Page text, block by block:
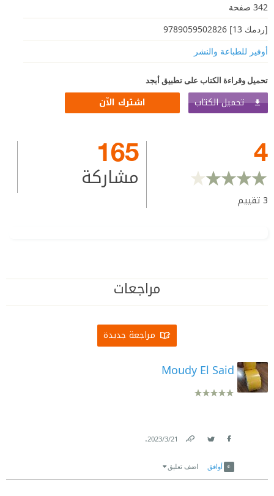
342 صفحة
[ردمك 13] 9789059502826
أوفير للطباعة والنشر
تحميل وقراءة الكتاب على تطبيق أبجد
تحميل الكتاب اشترك الآن
4
3تقييم
165
مشاركة
مراجعات
مراجعة جديدة
Moudy El Said
21‏/3‏/2023
.
أوافق اضف تعليق